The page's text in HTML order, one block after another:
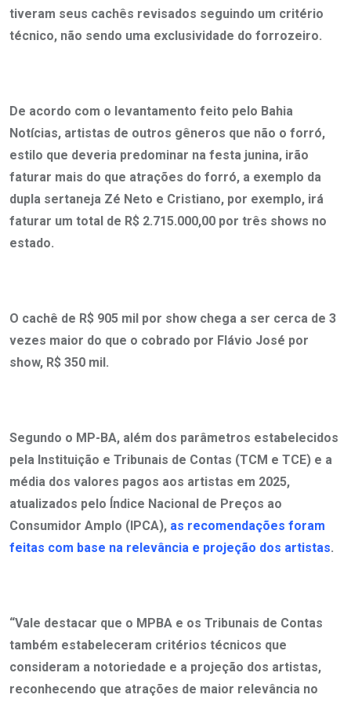
tiveram seus cachês revisados seguindo um critério
técnico, não sendo uma exclusividade do forrozeiro.
De acordo com o levantamento feito pelo Bahia
Notícias, artistas de outros gêneros que não o forró,
estilo que deveria predominar na festa junina, irão
faturar mais do que atrações do forró, a exemplo da
dupla sertaneja Zé Neto e Cristiano, por exemplo, irá
faturar um total de R$ 2.715.000,00 por três shows no
estado.
O cachê de R$ 905 mil por show chega a ser cerca de 3
vezes maior do que o cobrado por Flávio José por
show, R$ 350 mil.
Segundo o MP-BA, além dos parâmetros estabelecidos
pela Instituição e Tribunais de Contas (TCM e TCE) e a
média dos valores pagos aos artistas em 2025,
atualizados pelo Índice Nacional de Preços ao
Consumidor Amplo (IPCA), as recomendações foram
feitas com base na relevância e projeção dos artistas.
“Vale destacar que o MPBA e os Tribunais de Contas
também estabeleceram critérios técnicos que
consideram a notoriedade e a projeção dos artistas,
reconhecendo que atrações de maior relevância no